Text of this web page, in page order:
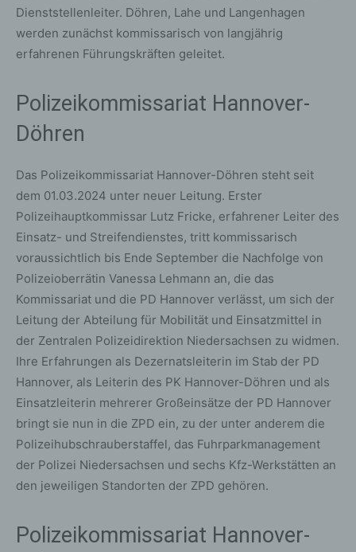
Dienststellenleiter. Döhren, Lahe und Langenhagen
werden zunächst kommissarisch von langjährig
erfahrenen Führungskräften geleitet.
Polizeikommissariat Hannover-
Döhren
Das Polizeikommissariat Hannover-Döhren steht seit
dem 01.03.2024 unter neuer Leitung. Erster
Polizeihauptkommissar Lutz Fricke, erfahrener Leiter des
Einsatz- und Streifendienstes, tritt kommissarisch
voraussichtlich bis Ende September die Nachfolge von
Polizeioberrätin Vanessa Lehmann an, die das
Kommissariat und die PD Hannover verlässt, um sich der
Leitung der Abteilung für Mobilität und Einsatzmittel in
der Zentralen Polizeidirektion Niedersachsen zu widmen.
Ihre Erfahrungen als Dezernatsleiterin im Stab der PD
Hannover, als Leiterin des PK Hannover-Döhren und als
Einsatzleiterin mehrerer Großeinsätze der PD Hannover
bringt sie nun in die ZPD ein, zu der unter anderem die
Polizeihubschrauberstaffel, das Fuhrparkmanagement
der Polizei Niedersachsen und sechs Kfz-Werkstätten an
den jeweiligen Standorten der ZPD gehören.
Polizeikommissariat Hannover-